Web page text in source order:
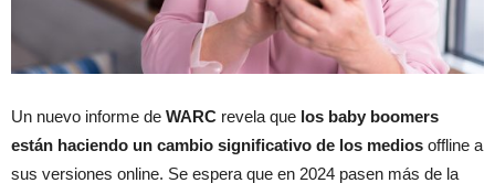
Un nuevo informe de WARC revela que los baby boomers
están haciendo un cambio significativo de los medios offline a
sus versiones online. Se espera que en 2024 pasen más de la